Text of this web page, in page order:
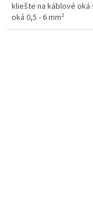
kliešte na káblové
oká 0,5 - 6 mm²